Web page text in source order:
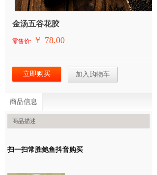
金汤五谷花胶
零售价: ￥ 78.00
立即购买 加入购物车
商品信息
商品描述
扫一扫常胜鲍鱼抖音购买